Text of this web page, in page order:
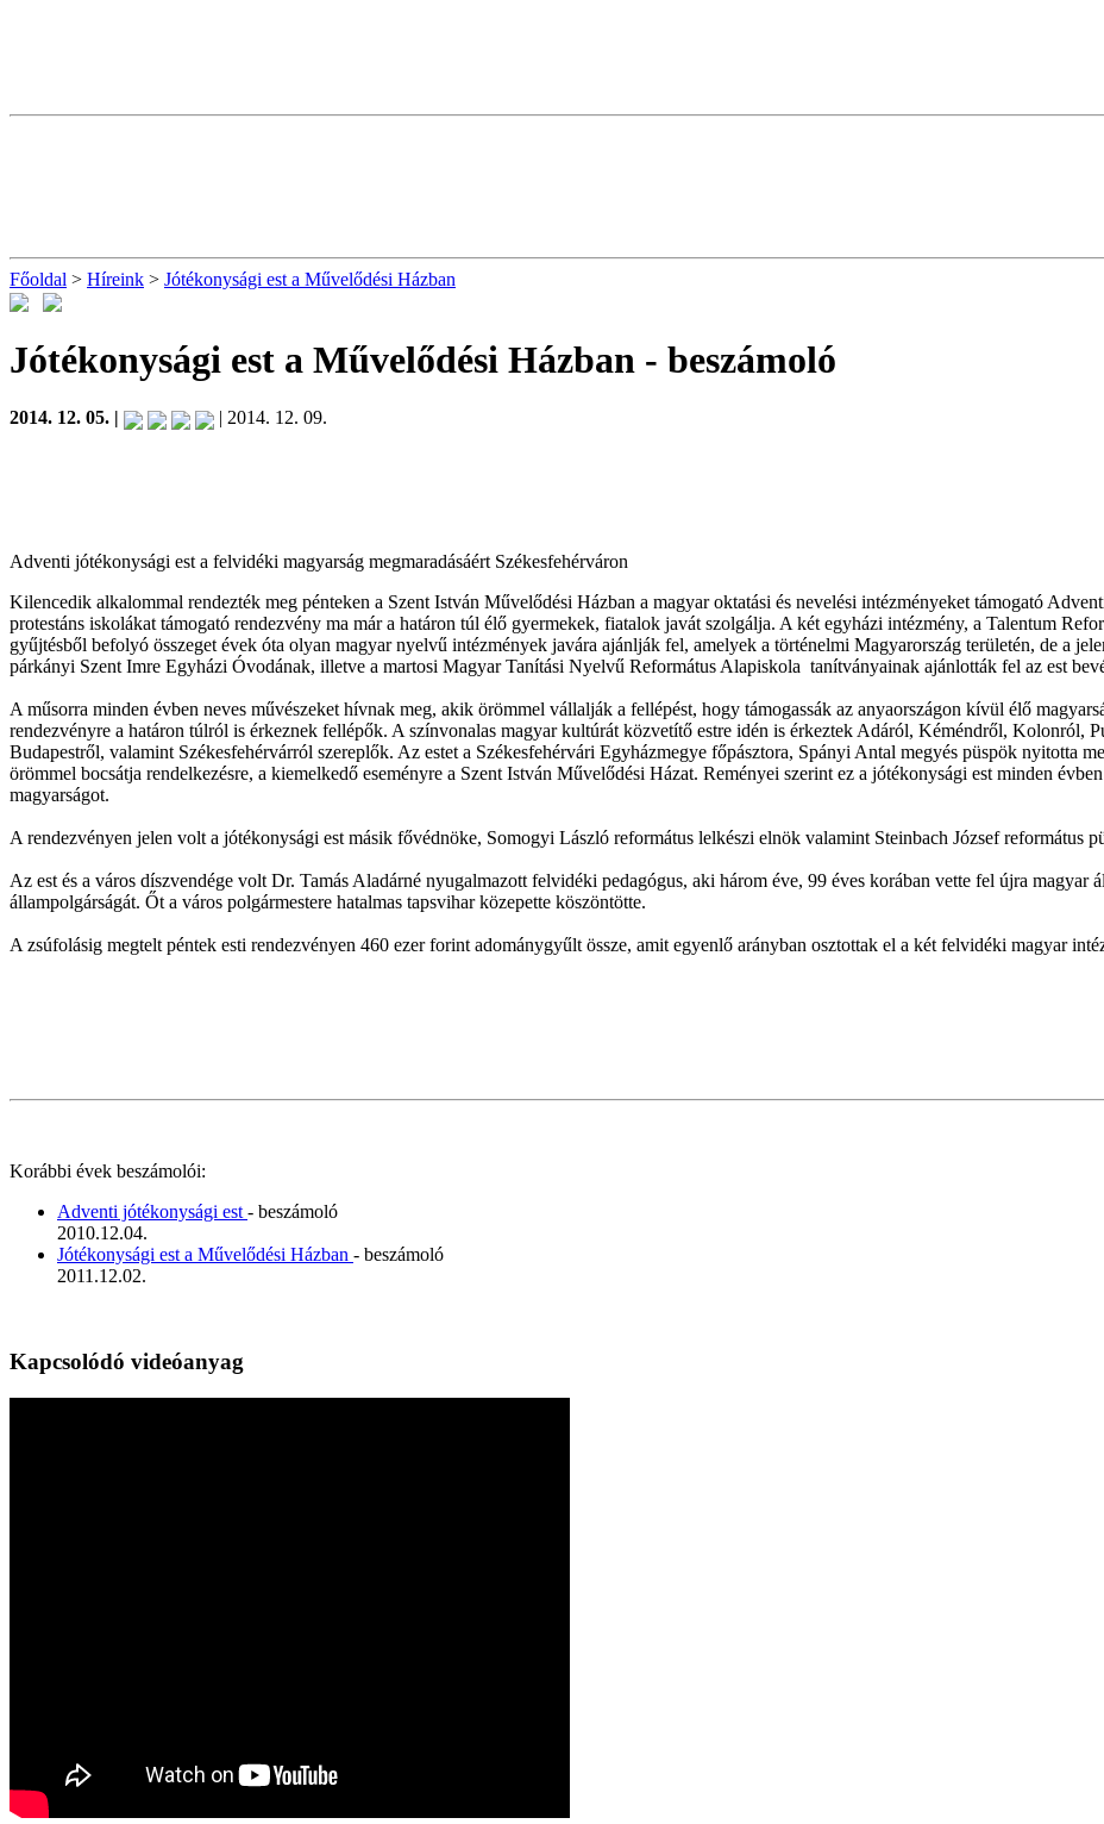
Főoldal > Híreink > Jótékonysági est a Művelődési Házban
Jótékonysági est a Művelődési Házban - beszámoló
2014. 12. 05. | | 2014. 12. 09.
Adventi jótékonysági est a felvidéki magyarság megmaradásáért Székesfehérváron
Kilencedik alkalommal rendezték meg pénteken a Szent István Művelődési Házban a magyar oktatási és nevelési intézményeket támogató
protestáns iskolákat támogató rendezvény ma már a határon túl élő gyermekek, fiatalok javát szolgálja. A két egyházi intézmény, a Talentum
gyűjtésből befolyó összeget évek óta olyan magyar nyelvű intézmények javára ajánlják fel, amelyek a történelmi Magyarország területén, de a
párkányi Szent Imre Egyházi Óvodának, illetve a martosi Magyar Tanítási Nyelvű Református Alapiskola tanítványainak ajánlották fel az est
A műsorra minden évben neves művészeket hívnak meg, akik örömmel vállalják a fellépést, hogy támogassák az anyaországon kívül élő
rendezvényre a határon túlról is érkeznek fellépők. A színvonalas magyar kultúrát közvetítő estre idén is érkeztek Adáról, Kéméndről, Kolonról,
Budapestről, valamint Székesfehérvárról szereplők. Az estet a Székesfehérvári Egyházmegye főpásztora, Spányi Antal megyés püspök nyitotta
örömmel bocsátja rendelkezésre, a kiemelkedő eseményre a Szent István Művelődési Házat. Reményei szerint ez a jótékonysági est minden
magyarságot.
A rendezvényen jelen volt a jótékonysági est másik fővédnöke, Somogyi László református lelkészi elnök valamint Steinbach József református
Az est és a város díszvendége volt Dr. Tamás Aladárné nyugalmazott felvidéki pedagógus, aki három éve, 99 éves korában vette fel újra magyar
állampolgárságát. Őt a város polgármestere hatalmas tapsvihar közepette köszöntötte.
A zsúfolásig megtelt péntek esti rendezvényen 460 ezer forint adománygyűlt össze, amit egyenlő arányban osztottak el a két felvidéki magyar
Korábbi évek beszámolói:
Adventi jótékonysági est - beszámoló
2010.12.04.
Jótékonysági est a Művelődési Házban - beszámoló
2011.12.02.
Kapcsolódó videóanyag